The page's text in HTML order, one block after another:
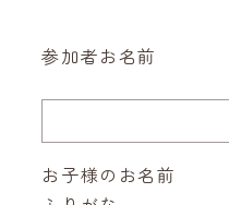
参加者お名前
お子様のお名前